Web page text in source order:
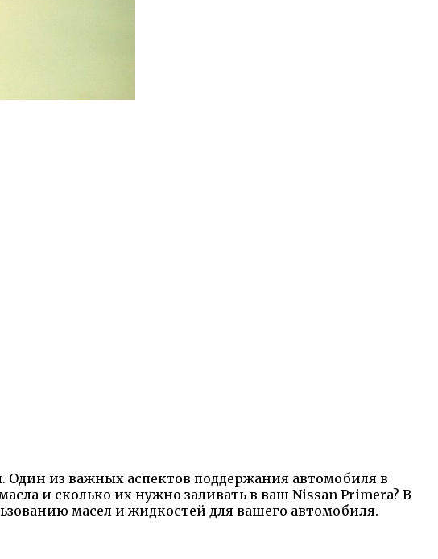
из важных аспектов поддержания автомобиля в
и сколько их нужно заливать в ваш Nissan Primera? В
масел и жидкостей для вашего автомобиля.